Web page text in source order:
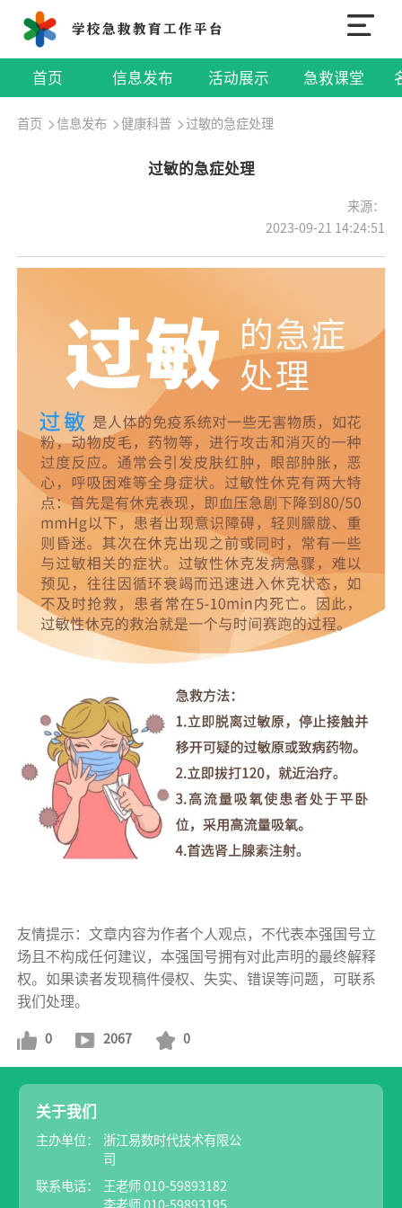
首页 信息发布 活动展示 急救课堂
首页 信息发布 健康科普 过敏的急症处理
过敏的急症处理
来源：
2023-09-21 14:24:51
友情提示：文章内容为作者个人观点，不代表本强国号立
场且不构成任何建议，本强国号拥有对此声明的最终解释
权。如果读者发现稿件侵权、失实、错误等问题，可联系
我们处理。
0 2067 0
关于我们
主办单位：
浙江易数时代技术有限公
司
联系电话：
王老师 010-59893182
李老师 010-59893195